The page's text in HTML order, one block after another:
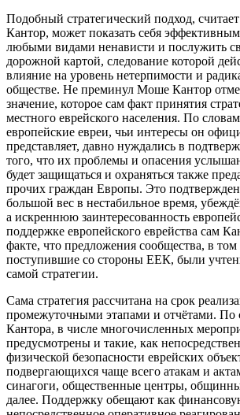
Подобный стратегический подход,
Кантор, может показать себя
любыми видами ненависти и послужить
дорожной картой, следование которой
влияние на уровень нетерпимости и
обществе. Не преминул Моше Кантор
значение, которое сам факт принятия
местного еврейского населения. По
европейские евреи, чьи интересы он
представляет, давно нуждались в
того, что их проблемы и опасения
будет защищаться и охраняться также
прочих граждан Европы. Это
большой вес в нестабильное время,
а искреннюю заинтересованность
поддержке европейского еврейства сам
факте, что предложения сообщества, в том
поступившие со стороны ЕЕК, были
самой стратегии.
Сама стратегия рассчитана на срок
промежуточными этапами и отчётами. По
Кантора, в числе многочисленных
предусмотрены и такие, как
физической безопасности еврейских
подвергающихся чаще всего атакам и
синагоги, общественные центры,
далее. Поддержку обещают как